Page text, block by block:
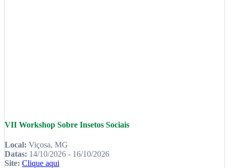
VII Workshop Sobre Insetos Sociais
Local: Viçosa, MG
Datas: 14/10/2026 - 16/10/2026
Site: Clique aqui